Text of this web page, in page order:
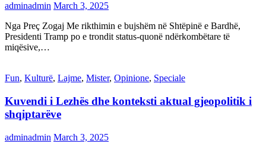
adminadmin March 3, 2025
Nga Preç Zogaj Me rikthimin e bujshëm në Shtëpinë e Bardhë,
Presidenti Tramp po e trondit status-quonë ndërkombëtare të
miqësive,…
Fun, Kulturë, Lajme, Mister, Opinione, Speciale
Kuvendi i Lezhës dhe konteksti aktual gjeopolitik i
shqiptarëve
adminadmin March 3, 2025